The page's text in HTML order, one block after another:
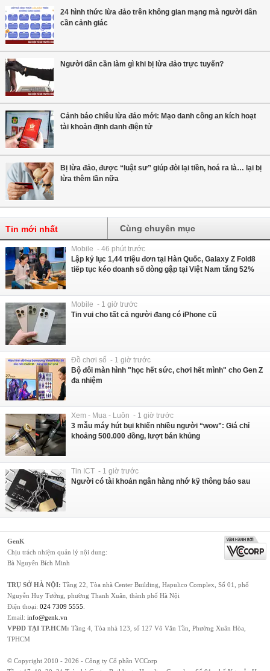
24 hình thức lừa đảo trên không gian mạng mà người dân
cần cảnh giác
Người dân cần làm gì khi bị lừa đảo trực tuyến?
Cảnh báo chiêu lừa đảo mới: Mạo danh công an kích hoạt
tài khoản định danh điện tử
Bị lừa đảo, được “luật sư” giúp đòi lại tiền, hoá ra là… lại bị
lừa thêm lần nữa
Tin mới nhất Cùng chuyên mục
Mobile - 46 phút trước
Lập kỷ lục 1,44 triệu đơn tại Hàn Quốc, Galaxy Z Fold8
tiếp tục kéo doanh số dòng gập tại Việt Nam tăng 52%
Mobile - 1 giờ trước
Tin vui cho tất cả người đang có iPhone cũ
Đồ chơi số - 1 giờ trước
Bộ đôi màn hình "học hết sức, chơi hết mình" cho Gen Z
đa nhiệm
Xem - Mua - Luôn - 1 giờ trước
3 mẫu máy hút bụi khiến nhiều người “wow”: Giá chỉ
khoảng 500.000 đồng, lượt bán khủng
Tin ICT - 1 giờ trước
Người có tài khoản ngân hàng nhớ kỹ thông báo sau
GenK
Chịu trách nhiệm quản lý nội dung:
Bà Nguyễn Bích Minh
TRỤ SỞ HÀ NỘI: Tầng 22, Tòa nhà Center Building, Hapulico Complex, Số 01, phố
Nguyễn Huy Tưởng, phường Thanh Xuân, thành phố Hà Nội
Điện thoại: 024 7309 5555
Email: info@genk.vn
VPĐD TẠI TP.HCM: Tầng 4, Tòa nhà 123, số 127 Võ Văn Tần, Phường Xuân Hòa,
TPHCM
© Copyright 2010 - 2026 - Công ty Cổ phần VCCorp